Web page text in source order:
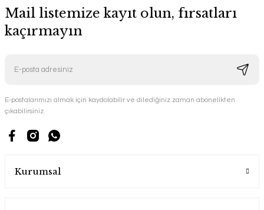
Mail listemize kayıt olun, fırsatları
kaçırmayın
E-postalarımızı almak için kaydolabilir ve dilediğiniz zaman abonelikten
çıkabilirsiniz.
Kurumsal